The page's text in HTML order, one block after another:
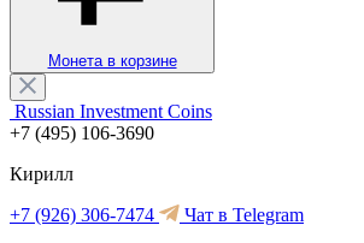
Монета в корзине
Russian Investment Coins
+7 (495) 106-3690
Кирилл
+7 (926) 306-7474
Чат в Telegram